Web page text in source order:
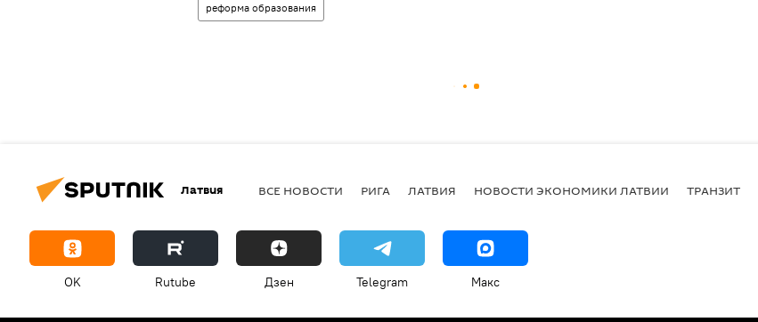
реформа образования
Латвия ВСЕ НОВОСТИ РИГА ЛАТВИЯ НОВОСТИ ЭКОНОМИКИ ЛАТВИИ ТРАНЗИТ
OK Rutube Дзен Telegram Макс